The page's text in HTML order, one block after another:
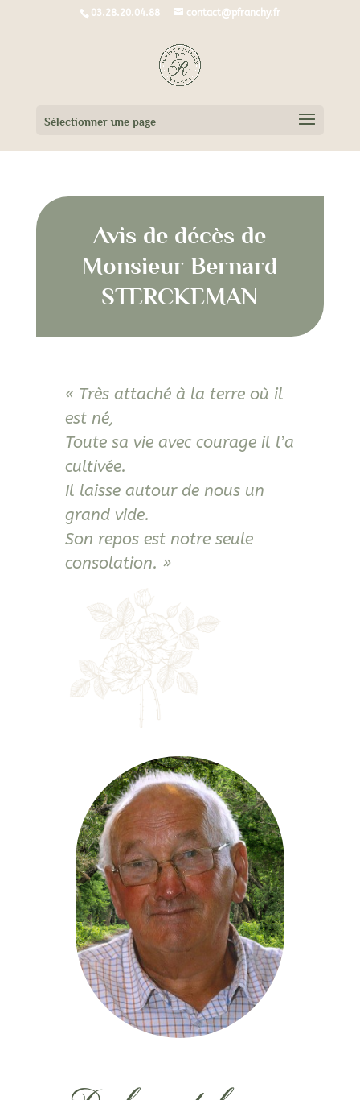
03.28.20.04.88 contact@pfranchy.fr
Sélectionner une page
Avis de décès de
Monsieur Bernard
STERCKEMAN
« Très attaché à la terre où il
est né,
Toute sa vie avec courage il l’a
cultivée.
Il laisse autour de nous un
grand vide.
Son repos est notre seule
consolation. »